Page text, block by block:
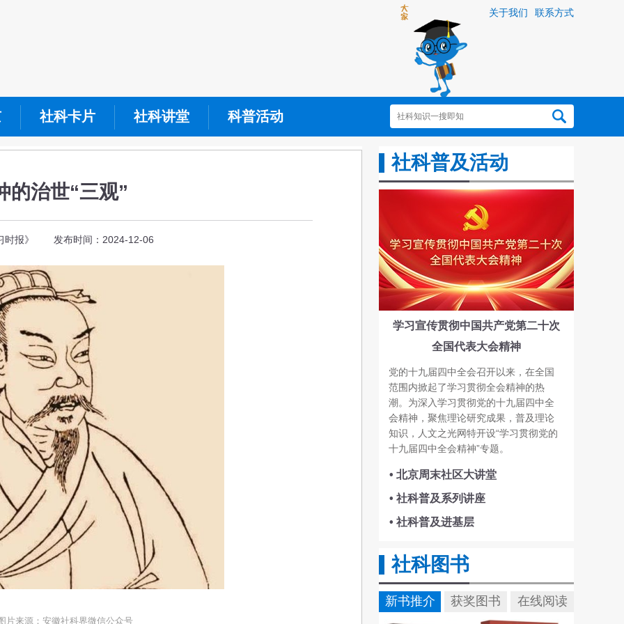
关于我们 联系方式
社科卡片 社科讲堂 科普活动
的治世“三观”
时报》 发布时间：2024-12-06
片来源：安徽社科界微信公众号
社科普及活动
学习宣传贯彻中国共产党第二十次
全国代表大会精神
党的十九届四中全会召开以来，在全国
范围内掀起了学习贯彻全会精神的热
潮。为深入学习贯彻党的十九届四中全
会精神，聚焦理论研究成果，普及理论
知识，人文之光网特开设“学习贯彻党的
十九届四中全会精神”专题。
• 北京周末社区大讲堂
• 社科普及系列讲座
• 社科普及进基层
社科图书
新书推介 获奖图书 在线阅读